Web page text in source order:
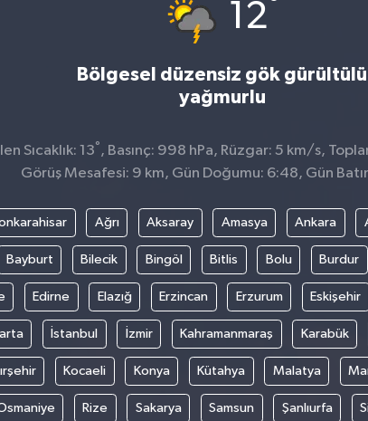
12
Bölgesel düzensiz gök gürültülü
yağmurlu
Sıcaklık: 13° , Basınç: 998 hPa, Rüzgar: 5 km/s,
Görüş Mesafesi: 9 km, Gün Doğumu: 6:48, Gün
Ağrı Aksaray Amasya Ankara
Bayburt Bilecik Bingöl Bitlis Bolu Burdur
Edirne Elazığ Erzincan Erzurum Eskişehir
İstanbul İzmir Kahramanmaraş Karabük
Kocaeli Konya Kütahya Malatya
Rize Sakarya Samsun Şanlıurfa